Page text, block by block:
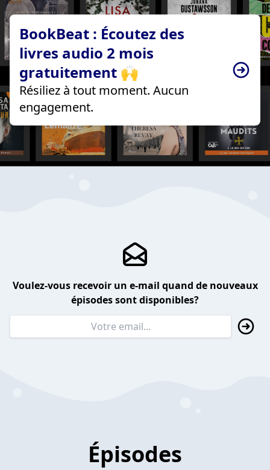
BookBeat : Écoutez des
livres audio 2 mois
gratuitement 🙌
Résiliez à tout moment. Aucun
engagement.
Voulez-vous recevoir un e-mail quand de nouveaux
épisodes sont disponibles?
Épisodes